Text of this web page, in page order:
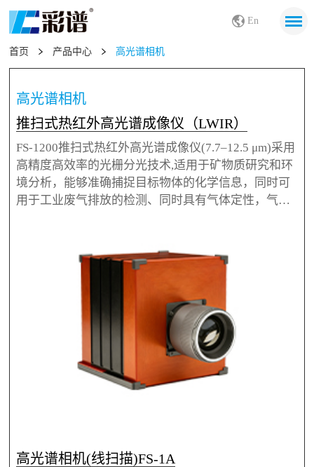
En
首页 产品中心 高光谱相机
高光谱相机
推扫式热红外高光谱成像仪（LWIR）
FS-1200推扫式热红外高光谱成像仪(7.7–12.5 μm)采用
高精度高效率的光栅分光技术,适用于矿物质研究和环
境分析，能够准确捕捉目标物体的化学信息，同时可
用于工业废气排放的检测、同时具有气体定性，气体
动告警，自动溯源等功能，同时又可以搭载有无人
机，进行低空扫描巡检等多元化应用。
高光谱相机(线扫描)FS-1A